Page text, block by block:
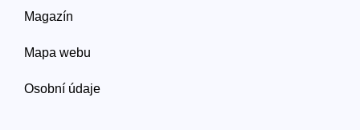
Magazín
Mapa webu
Osobní údaje